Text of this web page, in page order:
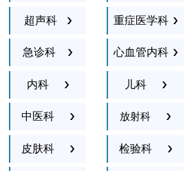
超声科
急诊科
内科
中医科
皮肤科
重症医学科
心血管内科
儿科
放射科
检验科